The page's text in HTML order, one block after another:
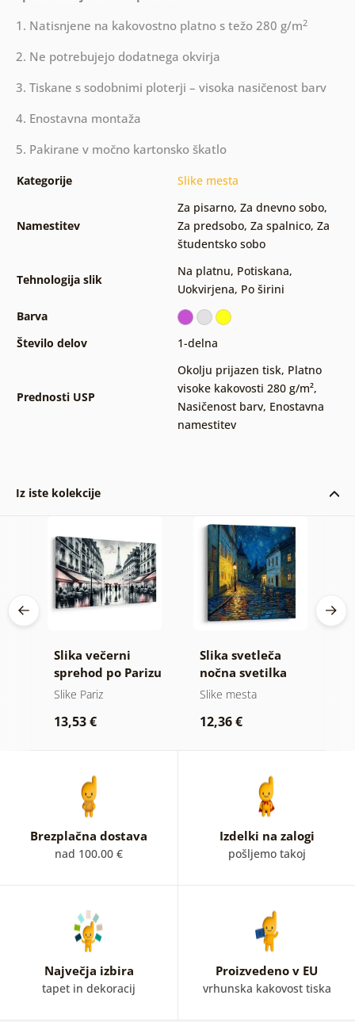
1. Natisnjene na kakovostno platno s težo 280 g/m2
2. Ne potrebujejo dodatnega okvirja
3. Tiskane s sodobnimi ploterji – visoka nasičenost barv
4. Enostavna montaža
5. Pakirane v močno kartonsko škatlo
Kategorije Slike mesta
Namestitev
Za pisarno, Za dnevno sobo,
Za predsobo, Za spalnico, Za
študentsko sobo
Tehnologija slik
Na platnu, Potiskana,
Uokvirjena, Po širini
Barva
Število delov
1-delna
Prednosti USP
Okolju prijazen tisk, Platno
visoke kakovosti 280 g/m²,
Nasičenost barv, Enostavna
namestitev
Iz iste kolekcije
Slika večerni
sprehod po Parizu
Slike Pariz
13,53 €
Slika svetleča
nočna svetilka
Slike mesta
12,36 €
Brezplačna dostava
nad 100.00 €
Izdelki na zalogi
pošljemo takoj
Največja izbira
tapet in dekoracij
Proizvedeno v EU
vrhunska kakovost tiska